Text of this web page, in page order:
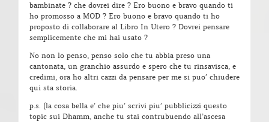
bambinate ? che dovrei dire ? Ero buono e bravo quando ti
ho promosso a MOD ? Ero buono e bravo quando ti ho
proposto di collaborare al Libro In Utero ? Dovrei pensare
semplicemente che mi hai usato ?
No non lo penso, penso solo che tu abbia preso una
cantonata, un granchio assurdo e spero che tu rinsavisca, e
credimi, ora ho altri cazzi da pensare per me si puo’ chiudere
qui sta storia.
p.s. (la cosa bella e’ che piu’ scrivi piu’ pubblicizzi questo
topic sui Dhamm, anche tu stai contrubuendo all’ascesa